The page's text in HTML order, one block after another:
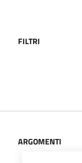
FILTRI
ARGOMENTI